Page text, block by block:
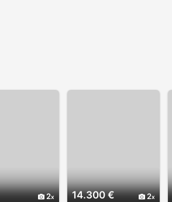
2 14.300 € 2